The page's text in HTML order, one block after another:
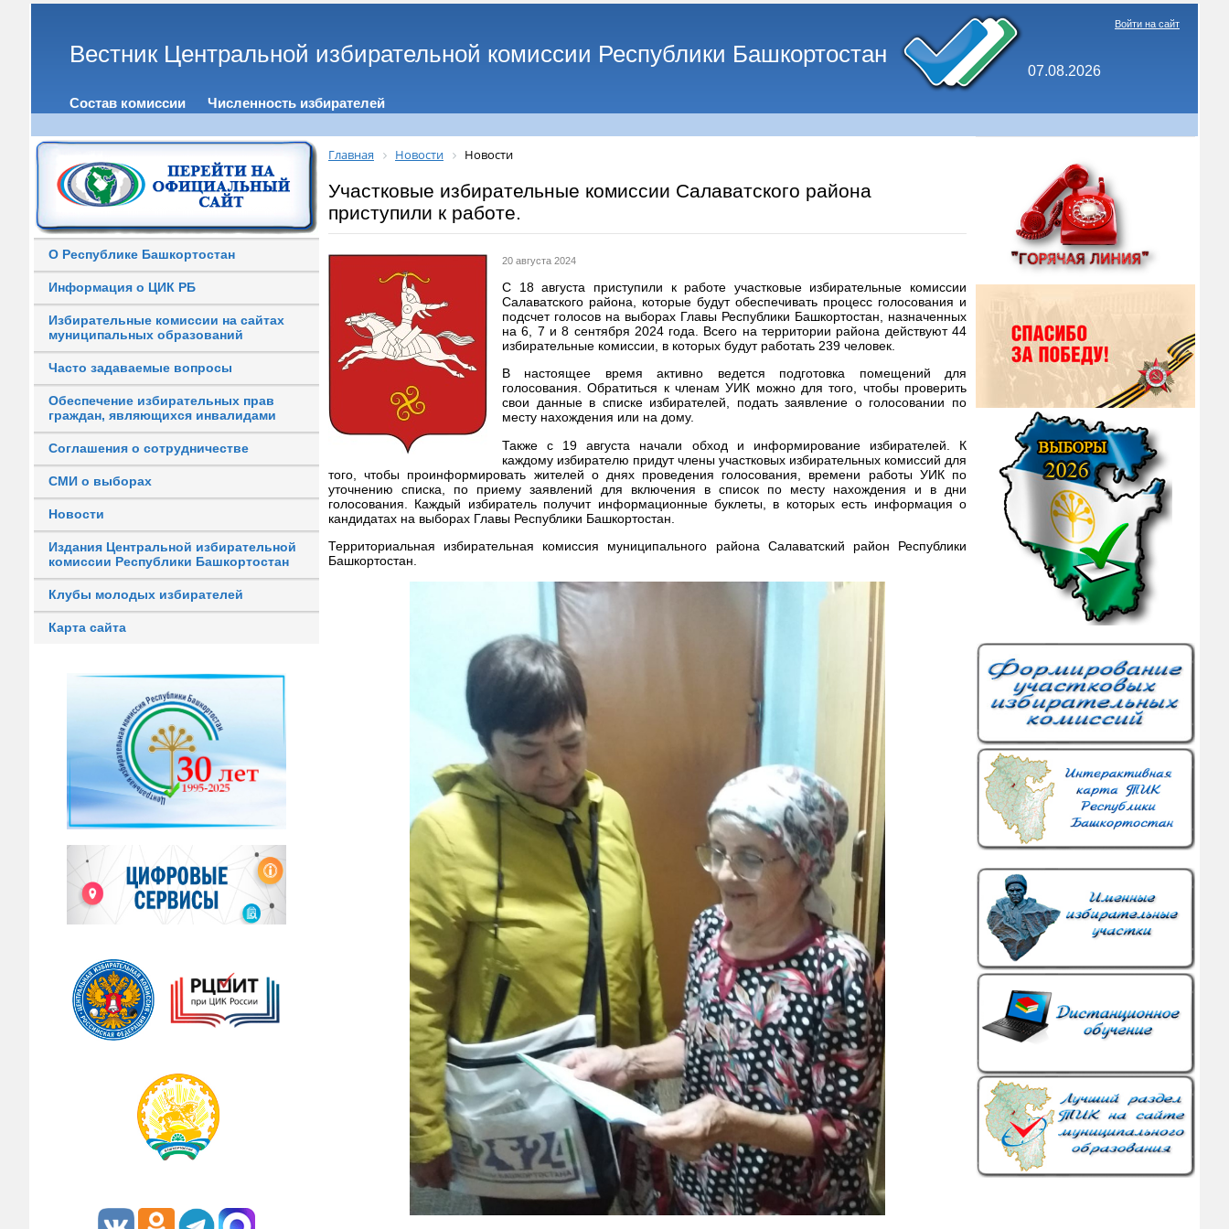
Вестник Центральной избирательной комиссии Республики Башкортостан
07.08.2026
Войти на сайт
Состав комиссии Численность избирателей
О Республике Башкортостан
Информация о ЦИК РБ
Избирательные комиссии на сайтах
муниципальных образований
Часто задаваемые вопросы
Обеспечение избирательных прав
граждан, являющихся инвалидами
Соглашения о сотрудничестве
СМИ о выборах
Новости
Издания Центральной избирательной
комиссии Республики Башкортостан
Клубы молодых избирателей
Карта сайта
Главная Новости Новости
Участковые избирательные комиссии Салаватского района
приступили к работе.
20 августа 2024
С 18 августа приступили к работе участковые избирательные комиссии
Салаватского района, которые будут обеспечивать процесс голосования и
подсчет голосов на выборах Главы Республики Башкортостан, назначенных
на 6, 7 и 8 сентября 2024 года. Всего на территории района действуют 44
избирательные комиссии, в которых будут работать 239 человек.
В настоящее время активно ведется подготовка помещений для
голосования. Обратиться к членам УИК можно для того, чтобы проверить
свои данные в списке избирателей, подать заявление о голосовании по
месту нахождения или на дому.
Также с 19 августа начали обход и информирование избирателей. К
каждому избирателю придут члены участковых избирательных комиссий для
того, чтобы проинформировать жителей о днях проведения голосования, времени работы УИК по
уточнению списка, по приему заявлений для включения в список по месту нахождения и в дни
голосования. Каждый избиратель получит информационные буклеты, в которых есть информация о
кандидатах на выборах Главы Республики Башкортостан.
Территориальная избирательная комиссия муниципального района Салаватский район Республики
Башкортостан.